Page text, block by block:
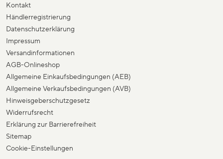
Kontakt
Händlerregistrierung
Datenschutzerklärung
Impressum
Versandinformationen
AGB-Onlineshop
Allgemeine Einkaufsbedingungen (AEB)
Allgemeine Verkaufsbedingungen (AVB)
Hinweisgeberschutzgesetz
Widerrufsrecht
Erklärung zur Barrierefreiheit
Sitemap
Cookie-Einstellungen